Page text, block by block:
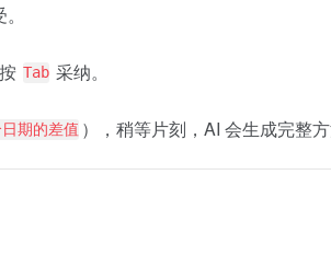
Tab 采纳。
期的差值 ），稍等片刻，AI 会生成完整